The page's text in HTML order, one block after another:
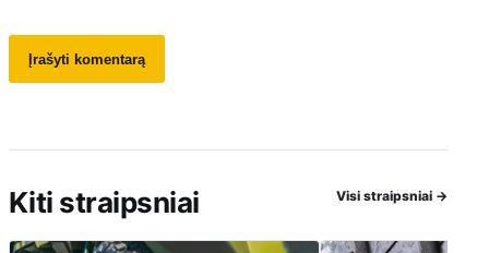
Kiti straipsniai Visi straipsniai →